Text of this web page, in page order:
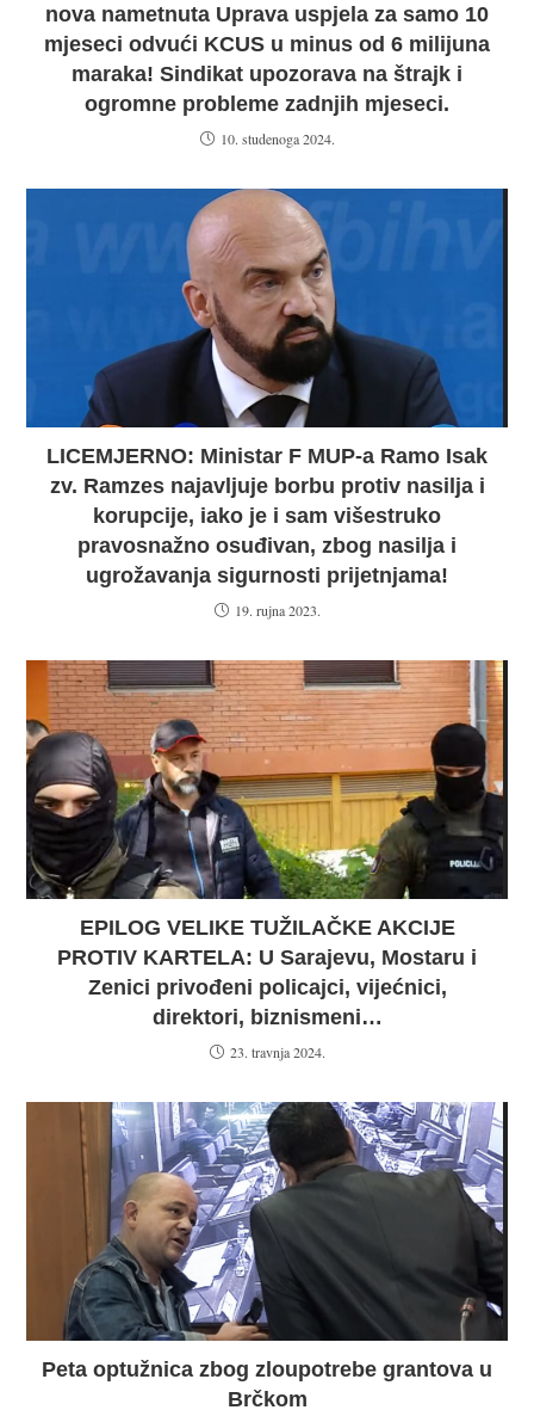
nova nametnuta Uprava uspjela za samo 10
mjeseci odvući KCUS u minus od 6 milijuna
maraka! Sindikat upozorava na štrajk i
ogromne probleme zadnjih mjeseci.
10. studenoga 2024.
LICEMJERNO: Ministar F MUP-a Ramo Isak
zv. Ramzes najavljuje borbu protiv nasilja i
korupcije, iako je i sam višestruko
pravosnažno osuđivan, zbog nasilja i
ugrožavanja sigurnosti prijetnjama!
19. rujna 2023.
EPILOG VELIKE TUŽILAČKE AKCIJE
PROTIV KARTELA: U Sarajevu, Mostaru i
Zenici privođeni policajci, vijećnici,
direktori, biznismeni…
23. travnja 2024.
Peta optužnica zbog zloupotrebe grantova u
Brčkom